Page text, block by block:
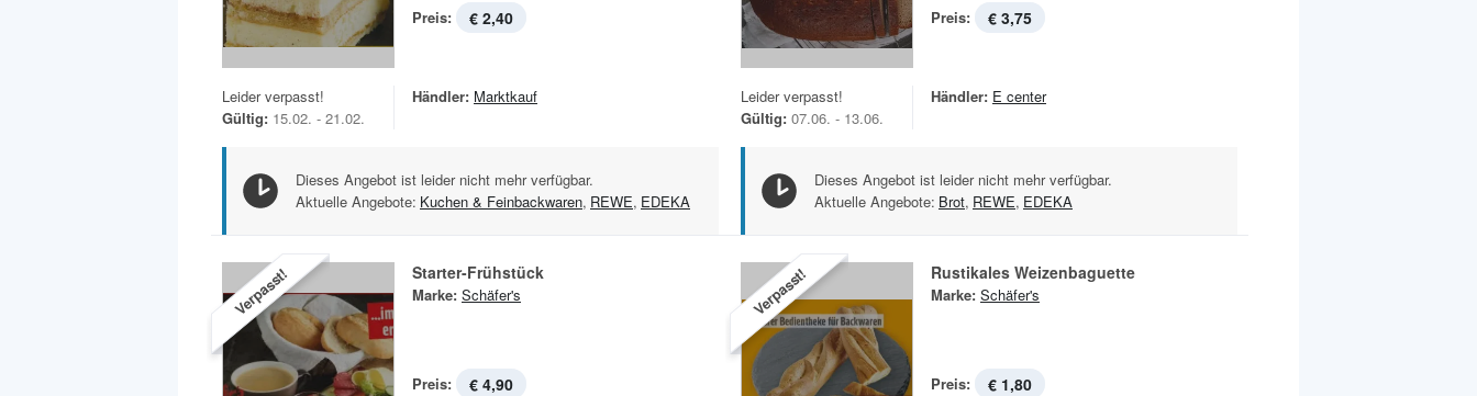
Preis: € 2,40
Leider verpasst!
Gültig: 15.02. - 21.02.
Händler: Marktkauf
Dieses Angebot ist leider nicht mehr verfügbar.
Aktuelle Angebote: Kuchen & Feinbackwaren, REWE, EDEKA
Preis: € 3,75
Leider verpasst!
Gültig: 07.06. - 13.06.
Händler: E center
Dieses Angebot ist leider nicht mehr verfügbar.
Aktuelle Angebote: Brot, REWE, EDEKA
Verpasst! Starter-Frühstück
Marke: Schäfer's
Preis: € 4,90
Verpasst! Rustikales Weizenbaguette
Marke: Schäfer's
Preis: € 1,80